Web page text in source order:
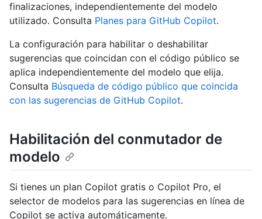
finalizaciones, independientemente del modelo
utilizado. Consulta Planes para GitHub Copilot.
La configuración para habilitar o deshabilitar
sugerencias que coincidan con el código público se
aplica independientemente del modelo que elija.
Consulta Búsqueda de código público que coincida
con las sugerencias de GitHub Copilot.
Habilitación del conmutador de
modelo
Si tienes un plan Copilot gratis o Copilot Pro, el
selector de modelos para las sugerencias en línea de
Copilot se activa automáticamente.